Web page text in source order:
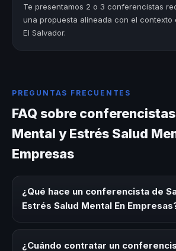
Te presentamos 2 o 3 conferencistas
una propuesta alineada con el contexto
El Salvador.
PREGUNTAS FRECUENTES
FAQ sobre
Mental y Estrés Salud
Empresas
¿Qué hace un conferencista de
Estrés Salud Mental En
En Empresas es un experto que
¿Cuándo contratar un